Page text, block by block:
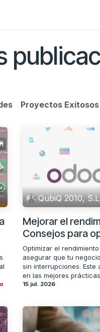
Proyectos Exitosos
QubiQ 2010,
Mejorar el
Consejos para
Optimizar el
asegurar que tu
sin interrupciones. Este
en las mejores
15 jul. 2026